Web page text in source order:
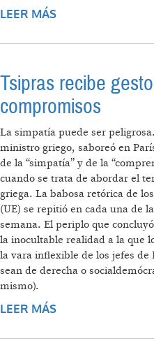
LEER MÁS
MUNDIAL
Tsipras recibe
compromisos
La simpatía puede ser
ministro griego, saboreó en
de la “simpatía” y de la
cuando se trata de abordar el
griega. La babosa retórica de
(UE) se repitió en cada una de
semana. El periplo que
la inocultable realidad a la que
la vara inflexible de los jefes de
sean de derecha o
mismo).
LEER MÁS